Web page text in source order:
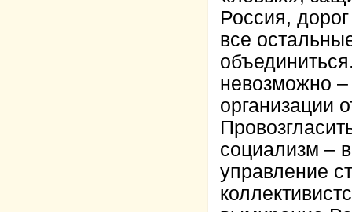
Россия,
все
невозможно
организации
социализм –
управление